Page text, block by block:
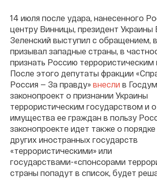
14 июля после удара, нанесенного
центру Винницы, президент Украины
Зеленский выступил с обращением,
призывал западные страны, в
признать Россию террористическим
После этого депутаты фракции
Россия — За правду» внесли в
законопроект о признании Украины
террористическим государством и
имущества ее граждан в пользу
законопроекте идет также о порядке
других иностранных государств
«террористическими» или
государствами-«спонсорами
страны попадут в список, будет